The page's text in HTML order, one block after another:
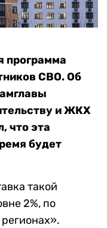
программа
СВО. Об
и ЖКХ
что эта
будет
такой
2%, по